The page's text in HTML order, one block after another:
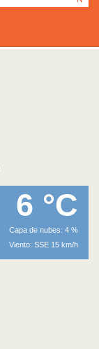
6 °C
Capa de nubes: 4 %
Viento: SSE 15 km/h